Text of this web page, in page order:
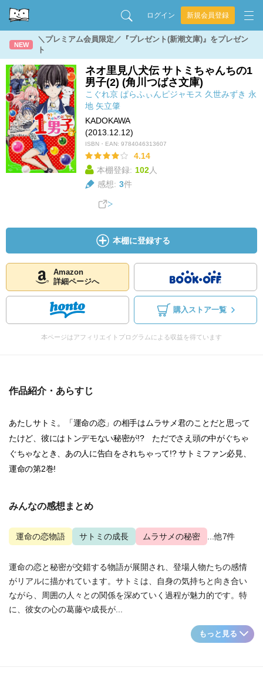
ログイン 新規会員登録
NEW
＼プレミアム会員限定／『プレゼント(新潮文庫)』をプレゼン
ト
ネオ里見八犬伝 サトミちゃんちの1
男子(2) (角川つばさ文庫)
こぐれ京 ぱらふぃんピジャモス 久世みずき 永
地 矢立肇
KADOKAWA
(2013.12.12)
ISBN・EAN: 9784046313607
4.14
本棚登録: 102人
感想: 3件
本棚に登録する
Amazon
詳細ページへ
購入ストア一覧
本ページはアフィリエイトプログラムによる収益を得ています
作品紹介・あらすじ
あたしサトミ。「運命の恋」の相手はムラサメ君のことだと思って
たけど、彼にはトンデモない秘密が!? ただでさえ頭の中がぐちゃ
ぐちゃなとき、あの人に告白をされちゃって!? サトミファン必見、
運命の第2巻!
みんなの感想まとめ
運命の恋物語 サトミの成長 ムラサメの秘密 ...他7件
運命の恋と秘密が交錯する物語が展開され、登場人物たちの感情
がリアルに描かれています。サトミは、自身の気持ちと向き合い
ながら、周囲の人々との関係を深めていく過程が魅力的です。特
に、彼女の心の葛藤や成長が...
もっと見る